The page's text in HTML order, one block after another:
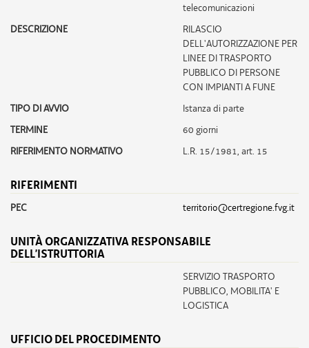
telecomunicazioni
DESCRIZIONE
RILASCIO
DELL'AUTORIZZAZIONE PER
LINEE DI TRASPORTO
PUBBLICO DI PERSONE
CON IMPIANTI A FUNE
TIPO DI AVVIO
Istanza di parte
TERMINE
60 giorni
RIFERIMENTO NORMATIVO
L.R. 15/1981, art. 15
RIFERIMENTI
PEC territorio@certregione.fvg.it
UNITÀ ORGANIZZATIVA RESPONSABILE
DELL’ISTRUTTORIA
SERVIZIO TRASPORTO
PUBBLICO, MOBILITA' E
LOGISTICA
UFFICIO DEL PROCEDIMENTO